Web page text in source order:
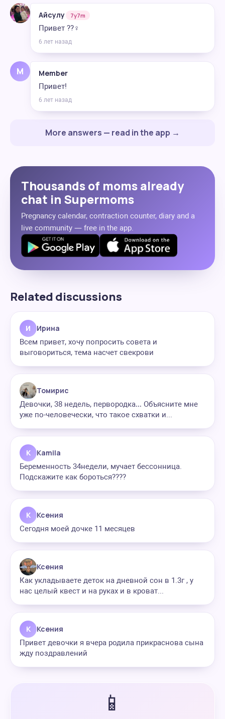
Айсулу 7y7m
Привет ??‍♀️
6 лет назад
M Member
Привет!
6 лет назад
More answers — read in the app →
Thousands of moms already
chat in Supermoms
Pregnancy calendar, contraction counter, diary and a
live community — free in the app.
Related discussions
И Ирина
Всем привет, хочу попросить совета и
выговориться, тема насчет свекрови
Томирис
Девочки, 38 недель, первородка… Объясните мне
уже по-человечески, что такое схватки и...
K Kamila
Беременность 34недели, мучает бессонница.
Подскажите как бороться????
К Ксения
Сегодня моей дочке 11 месяцев
Ксения
Как укладываете деток на дневной сон в 1.3г , у
нас целый квест и на руках и в кроват...
К Ксения
Привет девочки я вчера родила прикраснова сына
жду поздравлений
📱